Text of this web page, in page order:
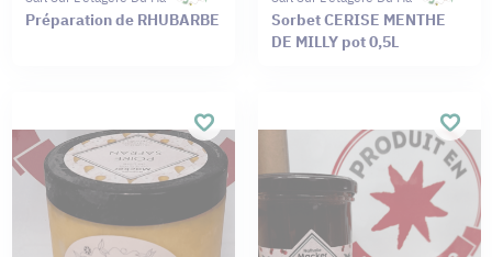
Préparation de RHUBARBE
Sorbet CERISE MENTHE
DE MILLY pot 0,5L